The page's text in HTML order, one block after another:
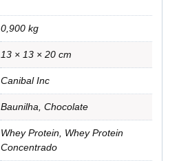
0,900 kg
13 × 13 × 20 cm
Canibal Inc
Baunilha, Chocolate
Whey Protein, Whey Protein
Concentrado